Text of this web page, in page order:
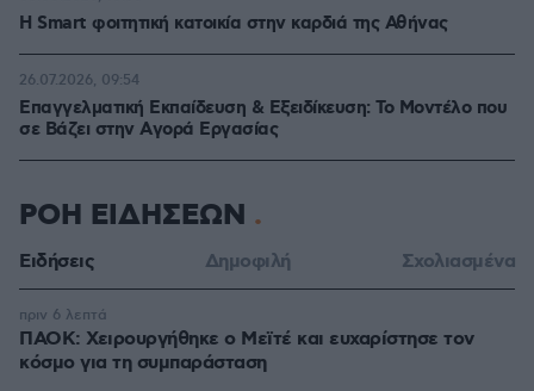
Η Smart φοιτητική κατοικία στην καρδιά της Αθήνας
Επαγγελματική Εκπαίδευση & Εξειδίκευση: Το Mοντέλο που
σε Bάζει στην Aγορά Eργασίας
26.07.2026, 09:54
ΡΟΗ ΕΙΔΗΣΕΩΝ
Ειδήσεις Δημοφιλή Σχολιασμένα
ΠΑΟΚ: Χειρουργήθηκε ο Μεϊτέ και ευχαρίστησε τον
κόσμο για τη συμπαράσταση
πριν 6 λεπτά